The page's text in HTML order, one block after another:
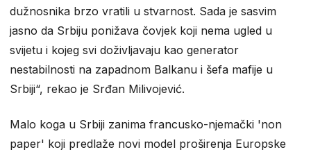
dužnosnika brzo vratili u stvarnost. Sada je sasvim
jasno da Srbiju ponižava čovjek koji nema ugled u
svijetu i kojeg svi doživljavaju kao generator
nestabilnosti na zapadnom Balkanu i šefa mafije u
Srbiji“, rekao je Srđan Milivojević.
Malo koga u Srbiji zanima francusko-njemački 'non
paper' koji predlaže novi model proširenja Europske